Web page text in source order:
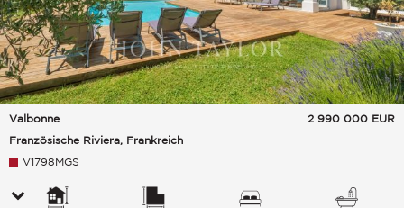
Valbonne
Französische Riviera, Frankreich
2 990 000 EUR
V1798MGS